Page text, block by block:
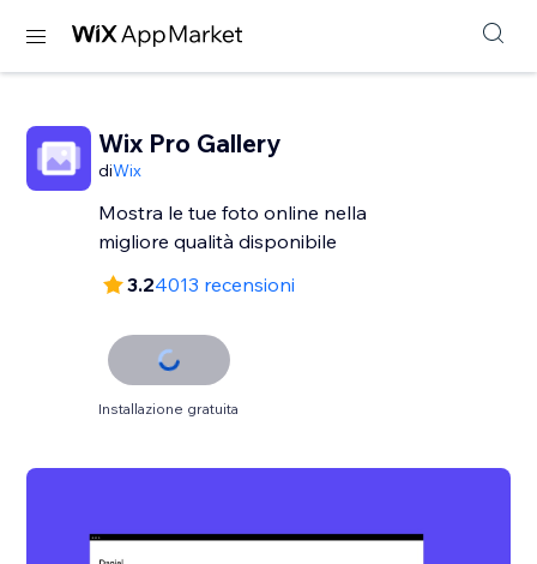
Wix Pro Gallery
diWix
Mostra le tue foto online nella
migliore qualità disponibile
3.24013 recensioni
Installazione gratuita